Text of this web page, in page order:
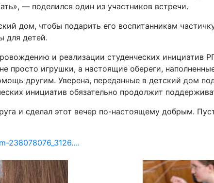
— поделился один из участников встречи.
дом, чтобы подарить его воспитанникам
для детей.
и реализации студенческих инициатив
игрушки, а настоящие обереги,
другим. Уверена, переданные в детский дом
инициатив обязательно продолжит
и сделал этот вечер по-настоящему добрым.
238078076_3126....